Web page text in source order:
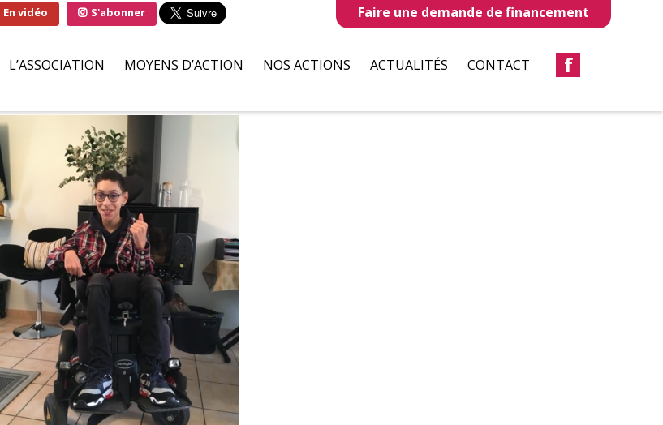
L’ASSOCIATION
LA MARRAINE DE
L’ASSOCIATION
LIVRE D’OR
DEMANDES D’AIDES
MOYENS D’ACTION
PARTENAIRES BÉNÉVOLES
ILS S’ENGAGENT POUR NOUS
NOS ACTIONS ACTUALITÉS CONTACT f
Faire une demande de financement
S'abonner
En vidéo